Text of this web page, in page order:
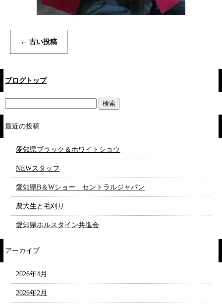
← 古い投稿
ブログトップ
最近の投稿
愛知県ブラック＆ホワイトショウ
NEWスタッフ
愛知県B＆Wショー セントラルジャパン
農大生と毛刈り
愛知県ホルスタイン共進会
アーカイブ
2026年4月
2026年2月